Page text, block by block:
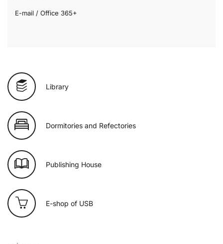
E-mail / Office 365+
Library
Dormitories and Refectories
Publishing House
E-shop of USB